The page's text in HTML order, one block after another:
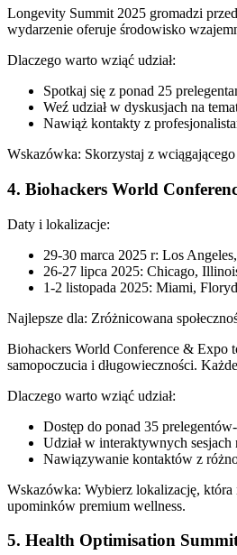
Longevity Summit 2025 gromadzi
wydarzenie oferuje środowisko
Dlaczego warto wziąć udział:
Spotkaj się z ponad 25
Weź udział w dyskusjach na
Nawiąż kontakty z
Wskazówka: Skorzystaj z
4. Biohackers World
Daty i lokalizacje:
29-30 marca 2025 r: Los
26-27 lipca 2025: Chicago,
1-2 listopada 2025: Miami,
Najlepsze dla: Zróżnicowana
Biohackers World Conference & Expo
samopoczucia i długowieczności.
Dlaczego warto wziąć udział:
Dostęp do ponad 35
Udział w interaktywnych
Nawiązywanie kontaktów z
Wskazówka: Wybierz lokalizację,
upominków premium wellness.
5. Health Optimisation